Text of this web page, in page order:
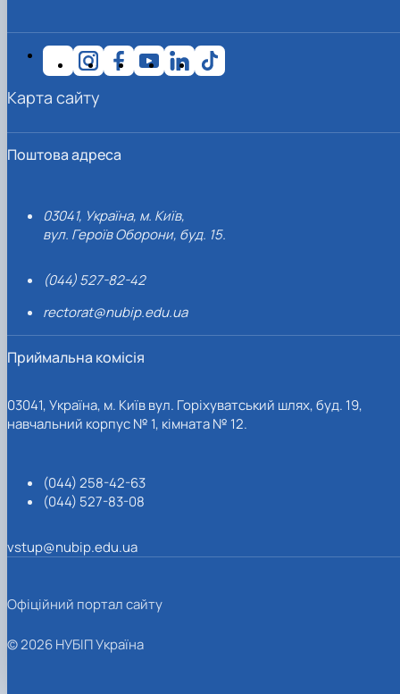
Поштова адреса
03041, Україна, м. Київ,
вул. Героїв Оборони, буд. 15.
(044) 527-82-42
rectorat@nubip.edu.ua
Приймальна комісія
03041, Україна, м. Київ вул. Горіхуватський шлях, буд. 19,
навчальний корпус № 1, кімната № 12.
(044) 258-42-63
(044) 527-83-08
vstup@nubip.edu.ua
Карта сайту
Офіційний портал сайту
© 2026 НУБІП Україна